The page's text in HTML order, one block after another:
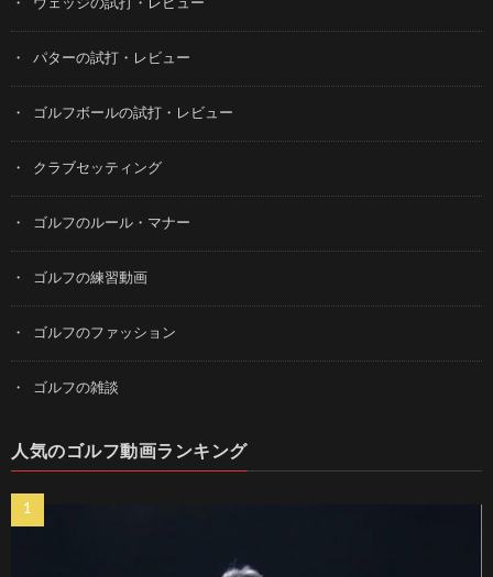
ウェッジの試打・レビュー
パターの試打・レビュー
ゴルフボールの試打・レビュー
クラブセッティング
ゴルフのルール・マナー
ゴルフの練習動画
ゴルフのファッション
ゴルフの雑談
人気のゴルフ動画ランキング